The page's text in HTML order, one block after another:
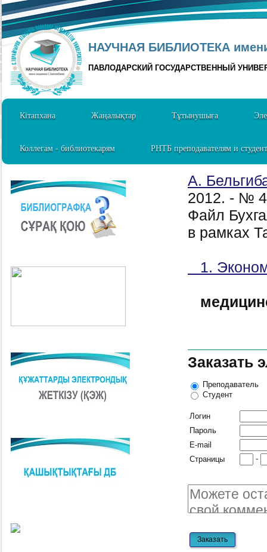
НАУЧНАЯ БИБЛИОТЕКА
ПАВЛОДАРСКИЙ ГОСУДАРСТВЕННЫЙ
Кітапхана Жаңалықтар Тұтынушыға
Коллегам - библиотекарям РНТБ преподавателям и
А.
2012. - №
Файл
в рамках
1.
Заказать
Преподаватель
Студент
Логин
Пароль
E-mail
Страницы
-